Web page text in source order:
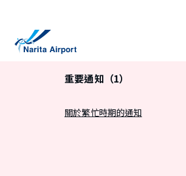
重要通知（1）
關於繁忙時期的通知